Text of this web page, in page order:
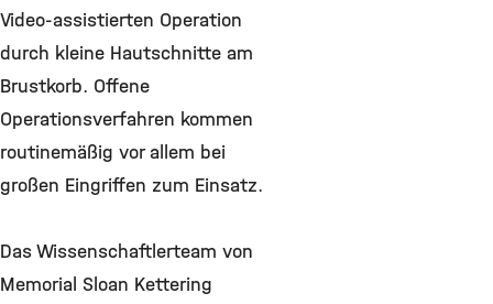
Video-assistierten Operation
durch kleine Hautschnitte am
Brustkorb. Offene
Operationsverfahren kommen
routinemäßig vor allem bei
großen Eingriffen zum Einsatz.
Das Wissenschaftlerteam von
Memorial Sloan Kettering